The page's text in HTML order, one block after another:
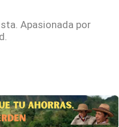
Apasionada por